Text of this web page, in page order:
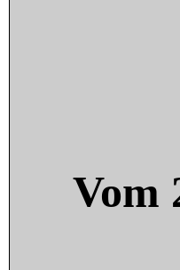
Vom